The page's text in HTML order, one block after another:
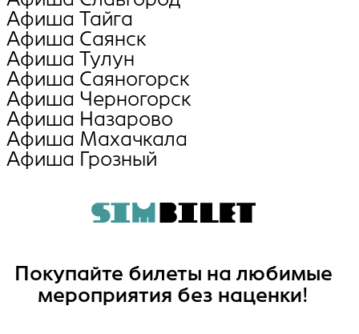
Афиша Тайга
Афиша Саянск
Афиша Тулун
Афиша Саяногорск
Афиша Черногорск
Афиша Назарово
Афиша Махачкала
Афиша Грозный
Покупайте билеты на любимые
мероприятия без наценки!